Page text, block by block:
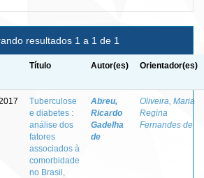
resultados 1 a 1 de 1
Título Autor(es) Orientador(es)
Tuberculose
e diabetes :
análise dos
fatores
associados à
comorbidade
no Brasil,
Abreu,
Ricardo
Gadelha
de
Oliveira, Maria
Regina
Fernandes de